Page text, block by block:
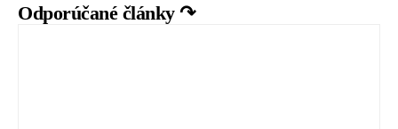
Odporúčané články ↷